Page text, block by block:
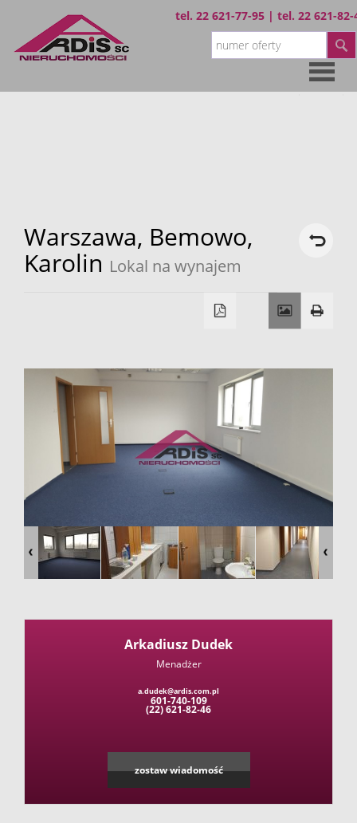
tel. 22 621-77-95 | tel. 22 621-82-
Warszawa, Bemowo,
Karolin Lokal na wynajem
Arkadiusz Dudek
Menadżer
a.dudek@ardis.com.pl
601-740-109
(22) 621-82-46
zostaw wiadomość